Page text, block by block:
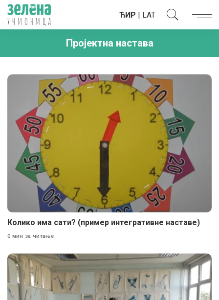
ЋИР | LAT
Пројектна настава
Колико има сати? (пример интегративне наставе)
0 мин за читање